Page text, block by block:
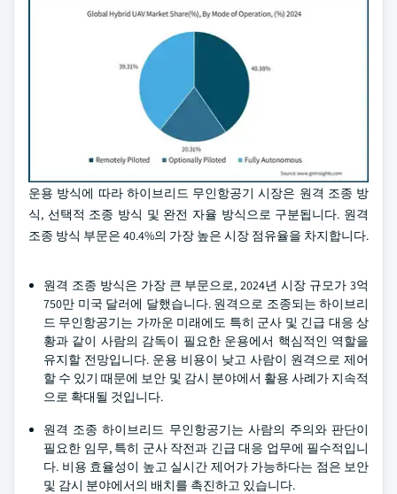
운용 방식에 따라 하이브리드 무인항공기 시장은 원격 조종 방
식, 선택적 조종 방식 및 완전 자율 방식으로 구분됩니다. 원격
조종 방식 부문은 40.4%의 가장 높은 시장 점유율을 차지합니다.
원격 조종 방식은 가장 큰 부문으로, 2024년 시장 규모가 3억
750만 미국 달러에 달했습니다. 원격으로 조종되는 하이브리
드 무인항공기는 가까운 미래에도 특히 군사 및 긴급 대응 상
황과 같이 사람의 감독이 필요한 운용에서 핵심적인 역할을
유지할 전망입니다. 운용 비용이 낮고 사람이 원격으로 제어
할 수 있기 때문에 보안 및 감시 분야에서 활용 사례가 지속적
으로 확대될 것입니다.
원격 조종 하이브리드 무인항공기는 사람의 주의와 판단이
필요한 임무, 특히 군사 작전과 긴급 대응 업무에 필수적입니
다. 비용 효율성이 높고 실시간 제어가 가능하다는 점은 보안
및 감시 분야에서의 배치를 촉진하고 있습니다.